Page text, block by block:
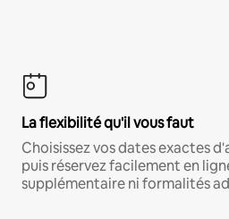
La flexibilité qu'il vous faut
Choisissez vos dates exactes
puis réservez facilement en
supplémentaire ni formalités